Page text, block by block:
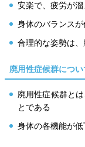
安楽で、疲労が
身体のバランス
合理的な姿勢は
廃用性症候群につ
廃用性症候群と
とである
身体の各機能が